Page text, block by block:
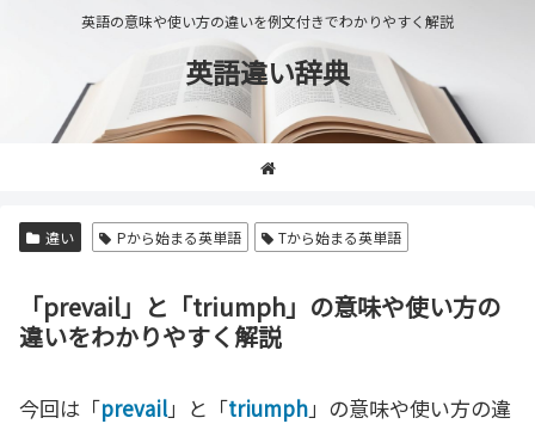
英語の意味や使い方の違いを例文付きでわかりやすく解説
英語違い辞典
違い Pから始まる英単語 Tから始まる英単語
「prevail」と「triumph」の意味や使い方の
違いをわかりやすく解説
今回は「prevail」と「triumph」の意味や使い方の違